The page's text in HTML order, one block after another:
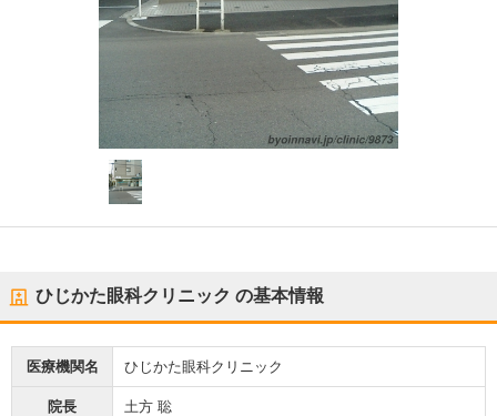
ひじかた眼科クリニック の基本情報
医療機関名 ひじかた眼科クリニック
院長 土方 聡